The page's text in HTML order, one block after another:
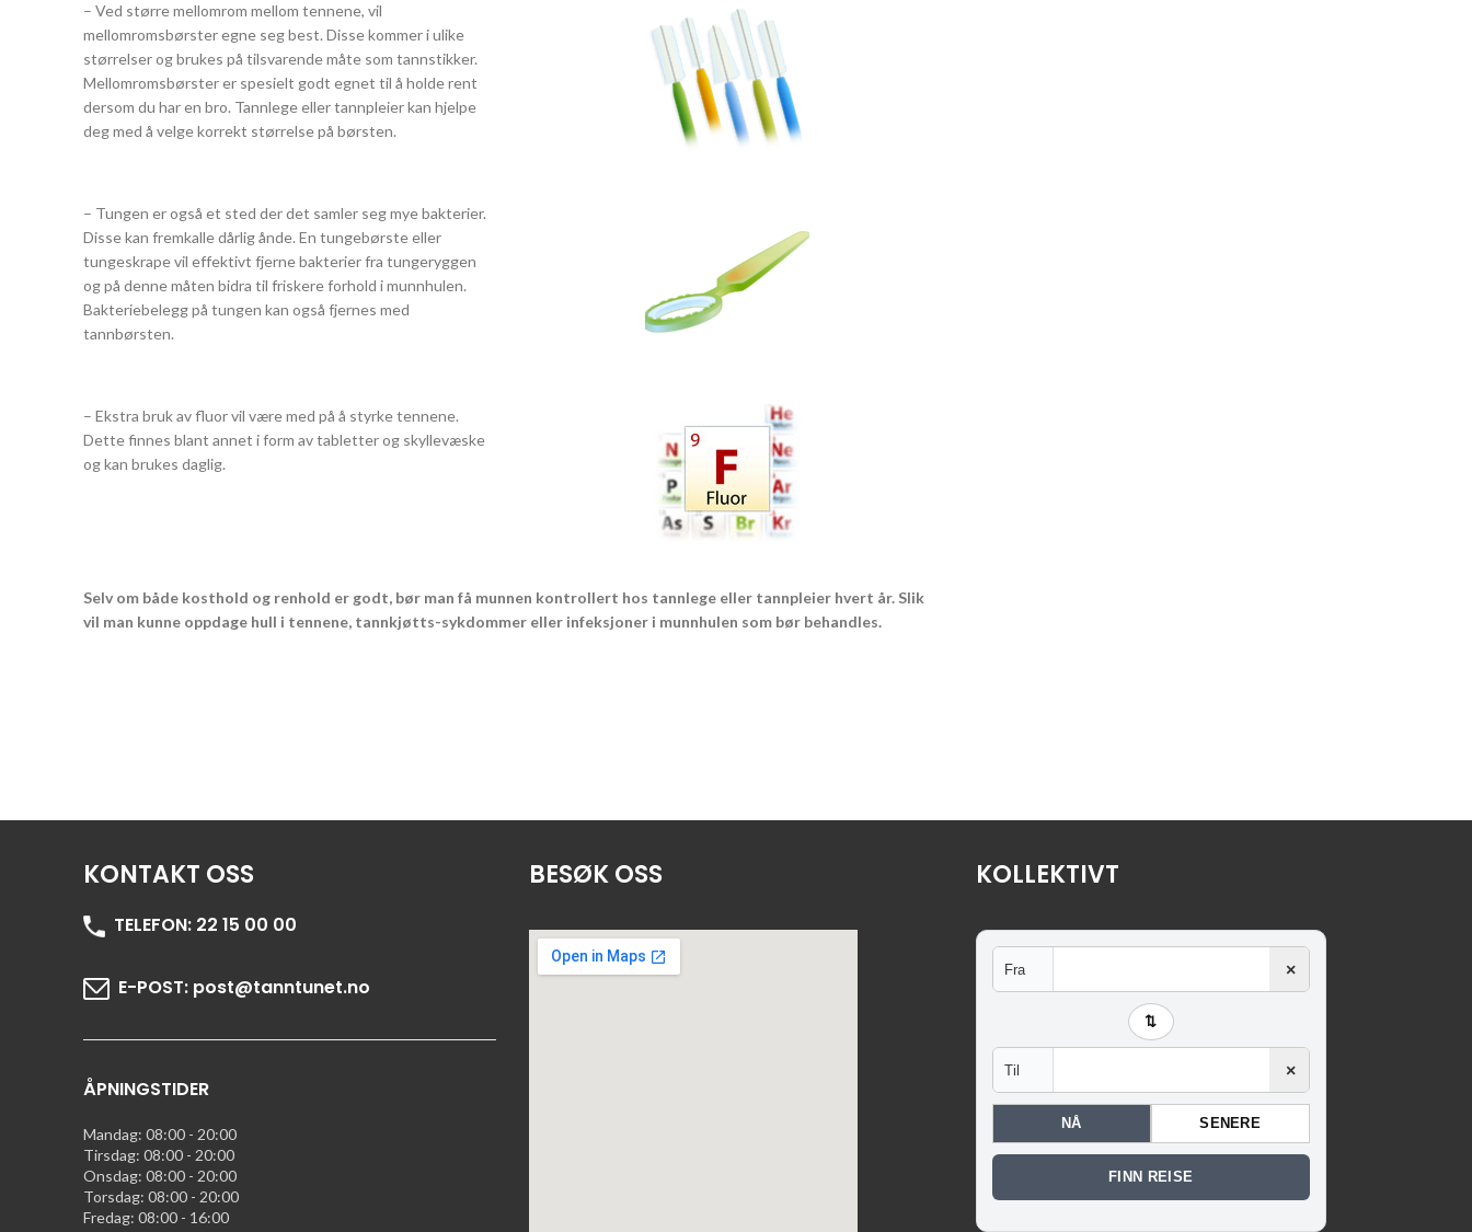
– Ved større mellomrom mellom tennene, vil
mellomromsbørster egne seg best. Disse kommer i ulike
størrelser og brukes på tilsvarende måte som tannstikker.
Mellomromsbørster er spesielt godt egnet til å holde rent
dersom du har en bro. Tannlege eller tannpleier kan hjelpe
deg med å velge korrekt størrelse på børsten.
– Tungen er også et sted der det samler seg mye bakterier.
Disse kan fremkalle dårlig ånde. En tungebørste eller
tungeskrape vil effektivt fjerne bakterier fra tungeryggen
og på denne måten bidra til friskere forhold i munnhulen.
Bakteriebelegg på tungen kan også fjernes med
tannbørsten.
– Ekstra bruk av fluor vil være med på å styrke tennene.
Dette finnes blant annet i form av tabletter og skyllevæske
og kan brukes daglig.
Selv om både kosthold og renhold er godt, bør man få munnen kontrollert hos tannlege eller tannpleier hvert år. Slik
vil man kunne oppdage hull i tennene, tannkjøtts-sykdommer eller infeksjoner i munnhulen som bør behandles.
KONTAKT OSS
TELEFON: 22 15 00 00
E-POST: post@tanntunet.no
ÅPNINGSTIDER
Mandag: 08:00 - 20:00
Tirsdag: 08:00 - 20:00
Onsdag: 08:00 - 20:00
Torsdag: 08:00 - 20:00
Fredag: 08:00 - 16:00
BESØK OSS KOLLEKTIVT
Fra ×
⇅
Til ×
NÅ SENERE
FINN REISE